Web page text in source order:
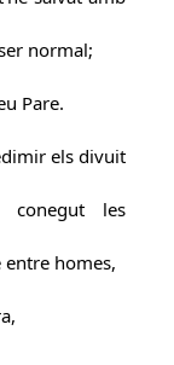
normal;
Pare.
els divuit
les
entre homes,